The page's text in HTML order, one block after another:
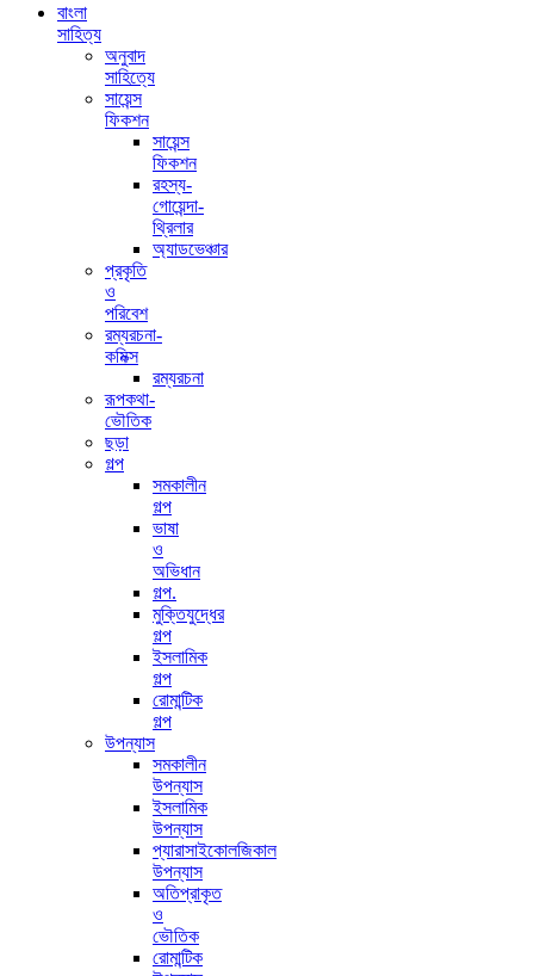
বাংলা
সাহিত্য
অনুবাদ
সাহিত্যে
সায়েন্স
ফিকশন
সায়েন্স
ফিকশন
রহস্য-
গোয়েন্দা-
থ্রিলার
অ্যাডভেঞ্চার
প্রকৃতি
ও
পরিবেশ
রম্যরচনা-
কমিক্স
রম্যরচনা
রূপকথা-
ভৌতিক
ছড়া
গল্প
সমকালীন
গল্প
ভাষা
ও
অভিধান
গল্প.
মুক্তিযুদ্ধের
গল্প
ইসলামিক
গল্প
রোমান্টিক
গল্প
উপন্যাস
সমকালীন
উপন্যাস
ইসলামিক
উপন্যাস
প্যারাসাইকোলজিকাল
উপন্যাস
অতিপ্রাকৃত
ও
ভৌতিক
রোমান্টিক